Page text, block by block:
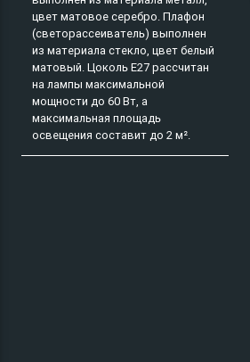
цвет матовое серебро. Плафон
(светорассеиватель) выполнен
из материала стекло, цвет белый
матовый. Цоколь E27 рассчитан
на лампы максимальной
мощности до 60 Вт, а
максимальная площадь
освещения составит до 2 м².